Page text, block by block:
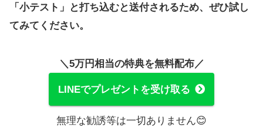
「小テスト」と打ち込むと送付されるため、ぜひ試し
てみてください。
＼5万円相当の特典を無料配布／
LINEでプレゼントを受け取る
無理な勧誘等は一切ありません😊